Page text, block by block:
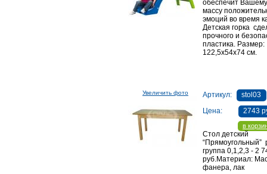
обеспечит
массу
эмоций во время
Детская горка
прочного и
пластика. Размер:
122,5x54x74 см.
Увеличить фото Артикул:
stol03
Цена:
2743
в
Стол детский
“Прямоугольный”
группа 0,1,2,3 - 2
руб.Материал:
фанера, лак